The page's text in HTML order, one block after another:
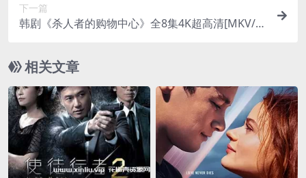
下一篇
韩剧《杀人者的购物中心》全8集4K超高清[MKV/4
相关文章